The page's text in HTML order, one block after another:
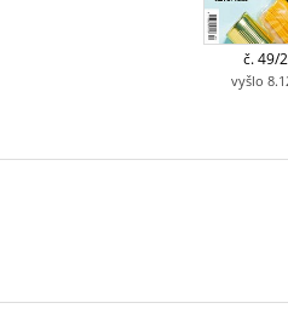
č. 49/
vyšlo